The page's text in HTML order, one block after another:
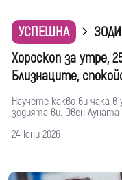
УСПЕШНА
Хороскоп за утре,
Близнаците,
Научете какво ви чака в
зодията ви. Овен
24 юни 2026